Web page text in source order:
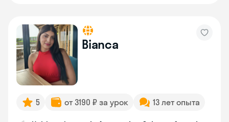
Bianca
5 от 3190 ₽ за урок 13 лет опыта